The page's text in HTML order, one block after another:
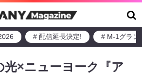
# 配信延長決定! # M-1グラン
光×ニューヨーク『ア